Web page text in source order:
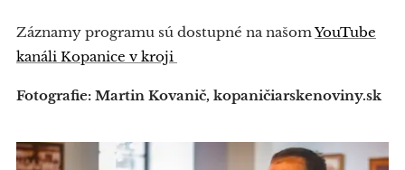
Záznamy programu sú dostupné na našom YouTube
kanáli Kopanice v kroji
Fotografie: Martin Kovanič, kopaničiarskenoviny.sk